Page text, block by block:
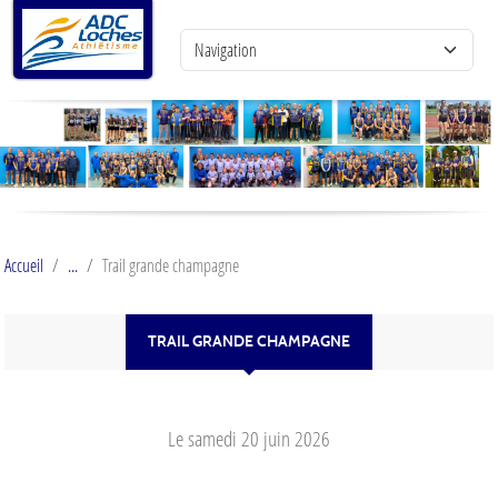
Accueil Trail grande champagne
TRAIL GRANDE CHAMPAGNE
Lesamedi 20 juin 2026
Panneau de gestion des cookies